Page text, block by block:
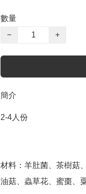
數量
−
+
簡介
2-4人份
材料：羊肚菌、茶樹菇
油菇、蟲草花、蜜棗、